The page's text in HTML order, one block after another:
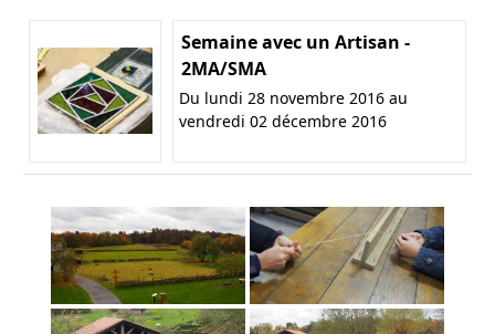
Semaine avec un Artisan -
2MA/SMA
Du lundi 28 novembre 2016 au
vendredi 02 décembre 2016